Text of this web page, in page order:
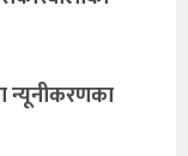
न्यूनीकरणका